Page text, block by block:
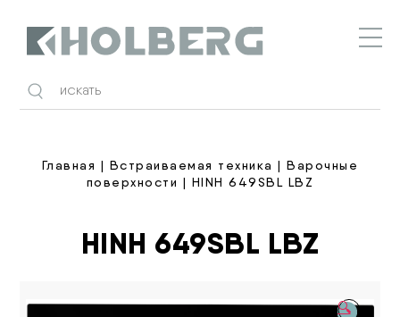
Главная | Встраиваемая техника |Варочные
поверхности | HINH 649SBL LBZ
HINH 649SBL LBZ
🔍